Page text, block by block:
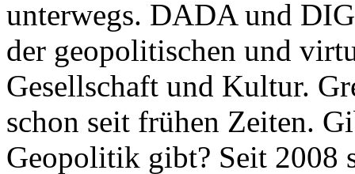
unterwegs. DADA und
der geopolitischen und
Gesellschaft und Kultur.
schon seit frühen Zeiten.
Geopolitik gibt? Seit 2008